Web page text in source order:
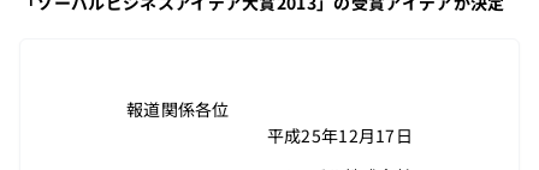
報道関係各位
平成25年12月17日